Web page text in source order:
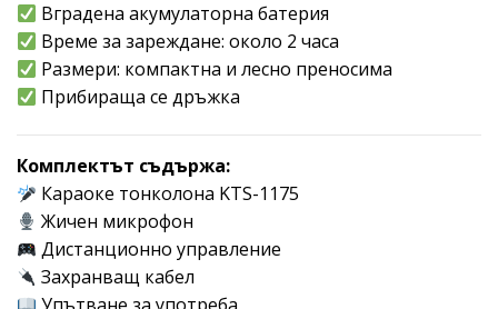
Вградена акумулаторна батерия
Време за зареждане: около 2 часа
Размери: компактна и лесно преносима
Прибираща се дръжка
Комплектът съдържа:
Караоке тонколона KTS-1175
Жичен микрофон
Дистанционно управление
Захранващ кабел